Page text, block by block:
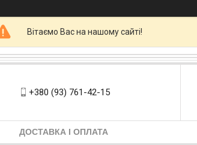
Вітаємо Вас на нашому сайті!
+380 (93) 761-42-15
ДОСТАВКА І ОПЛАТА